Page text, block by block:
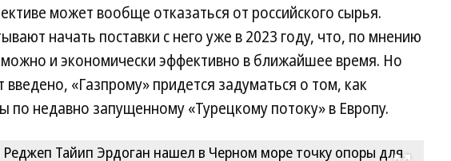
может вообще отказаться от российского сырья.
начать поставки с него уже в 2023 году, что, по мнению
и экономически эффективно в ближайшее время. Но
введено, «Газпрому» придется задуматься о том, как
по недавно запущенному «Турецкому потоку» в Европу.